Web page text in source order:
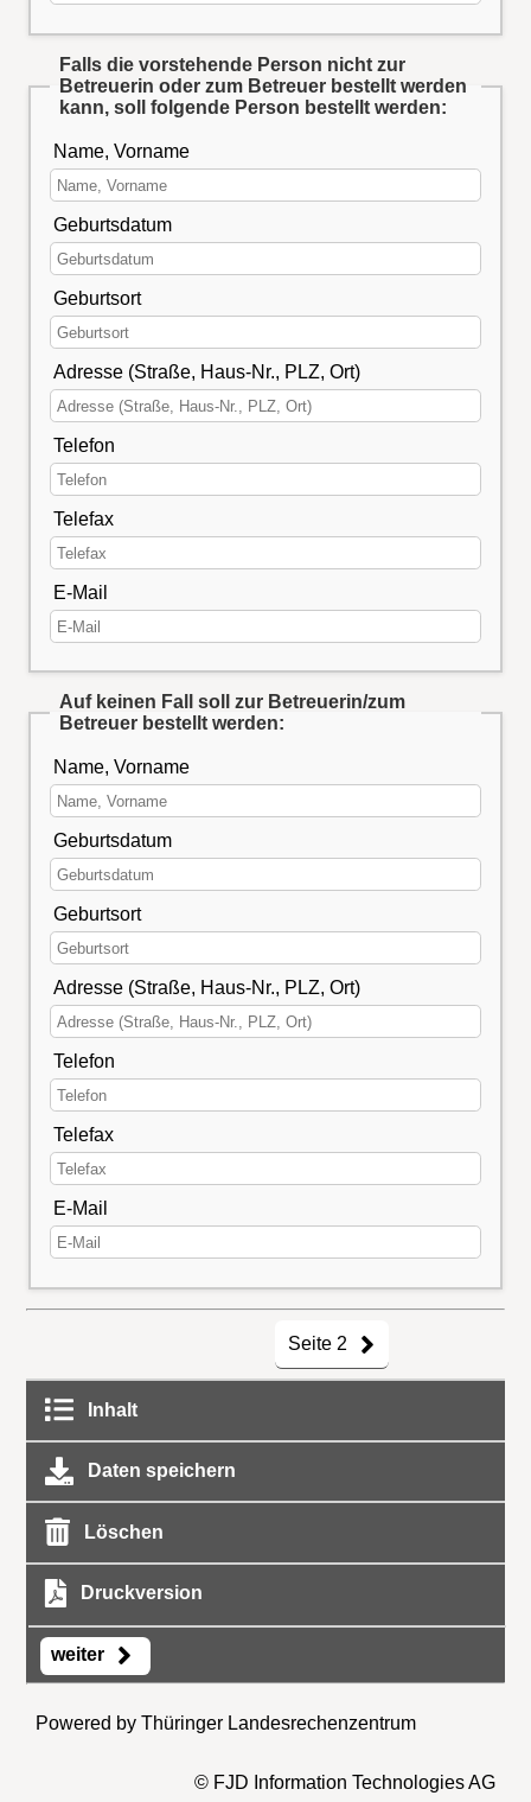
Falls die vorstehende Person nicht zur
Betreuerin oder zum Betreuer bestellt werden
kann, soll folgende Person bestellt werden:
Name, Vorname
Geburtsdatum
Geburtsort
Adresse (Straße, Haus-Nr., PLZ, Ort)
Telefon
Telefax
E-Mail
Auf keinen Fall soll zur Betreuerin/zum
Betreuer bestellt werden:
Name, Vorname
Geburtsdatum
Geburtsort
Adresse (Straße, Haus-Nr., PLZ, Ort)
Telefon
Telefax
E-Mail
Seite 2
Inhalt
Daten speichern
Löschen
Druckversion
weiter
Powered by Thüringer Landesrechenzentrum
© FJD Information Technologies AG